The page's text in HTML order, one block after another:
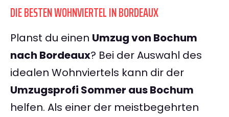
DIE BESTEN WOHNVIERTEL IN BORDEAUX
Planst du einen Umzug von Bochum
nach Bordeaux? Bei der Auswahl des
idealen Wohnviertels kann dir der
Umzugsprofi Sommer aus Bochum
helfen. Als einer der meistbegehrten